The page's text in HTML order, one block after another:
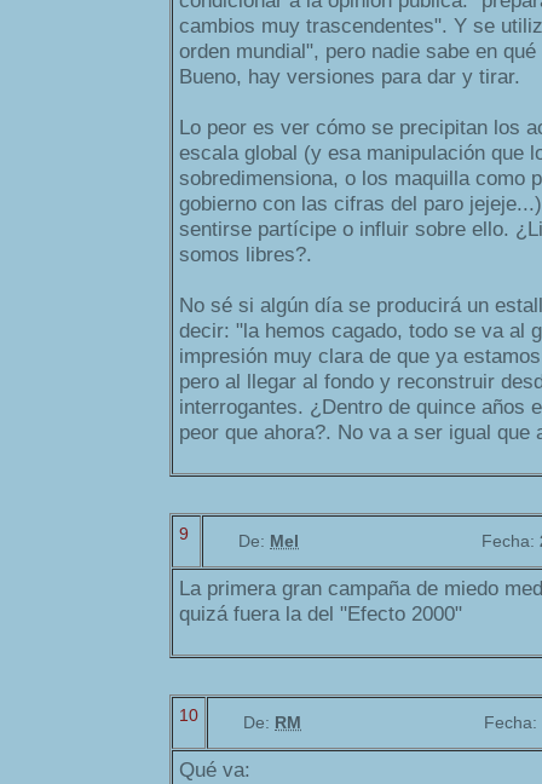
cambios muy trascendentes". Y se
orden mundial", pero nadie sabe en
Bueno, hay versiones para dar y tirar.
Lo peor es ver cómo se precipitan los
escala global (y esa manipulación que
sobredimensiona, o los maquilla como
gobierno con las cifras del paro
sentirse partícipe o influir sobre ello.
somos libres?.
No sé si algún día se producirá un
decir: "la hemos cagado, todo se va al
impresión muy clara de que ya
pero al llegar al fondo y reconstruir
interrogantes. ¿Dentro de quince años
peor que ahora?. No va a ser igual que
9 De: Mel Fecha:
La primera gran campaña de miedo
quizá fuera la del "Efecto 2000"
10 De: RM Fecha:
Qué va: